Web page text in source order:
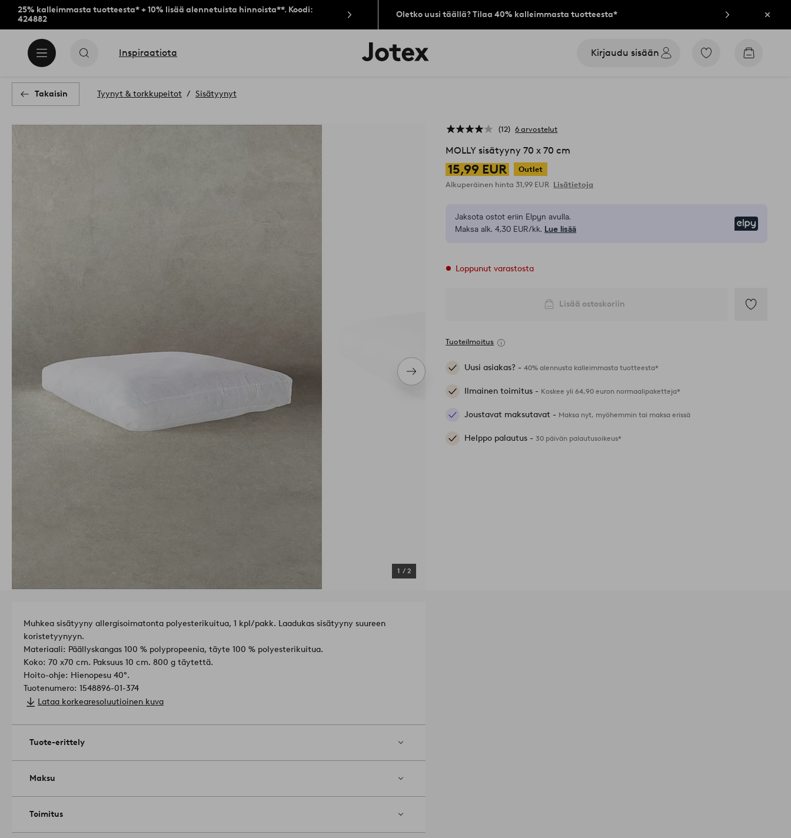
25% kalleimmasta tuotteesta* + 10% lisää alennetuista hinnoista**. Koodi:
424882
Oletko uusi täällä? Tilaa 40% kalleimmasta tuotteesta* Sulje
Inspiraatiota
Jotex-
logo
Kirjaudu sisään
Siirry
Siirry
Takaisin Tyynyt & torkkupeitot Sisätyynyt
Seuraava
tuote
1 / 2
12 6 arvostelut
MOLLY sisätyyny 70 x 70 cm
15,99 EUR
Outlet
Alkuperäinen hinta31,99 EUR Lisätietoja
Jaksota ostot eriin Elpyn avulla.
Maksa alk. 4,30 EUR/kk. Lue lisää
Loppunut varastosta
Lisää ostoskoriin
Tuoteilmoitus
Uusi asiakas? -40% alennusta kalleimmasta tuotteesta*
Ilmainen toimitus - Koskee yli 64,90 euron normaalipaketteja*
Joustavat maksutavat - Maksa nyt, myöhemmin tai maksa erissä
Helppo palautus -30 päivän palautusoikeus*
Muhkea sisätyyny allergisoimatonta polyesterikuitua, 1 kpl/pakk. Laadukas sisätyyny suureen
koristetyynyyn.
Materiaali: Päällyskangas 100 % polypropeenia, täyte 100 % polyesterikuitua.
Koko: 70 x70 cm. Paksuus 10 cm. 800 g täytettä.
Hoito-ohje: Hienopesu 40°.
Tuotenumero: 1548896-01-374
Lataa korkearesoluutioinen kuva
Tuote-erittely
Maksu
Toimitus